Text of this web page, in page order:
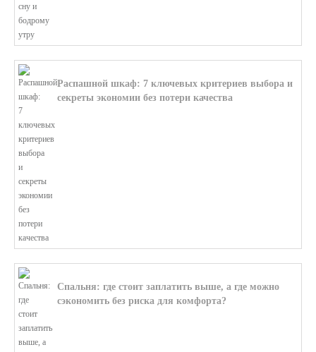
Распашной шкаф: 7 ключевых критериев выбора и
секреты экономии без потери качества
Спальня: где стоит заплатить выше, а где можно
сэкономить без риска для комфорта?